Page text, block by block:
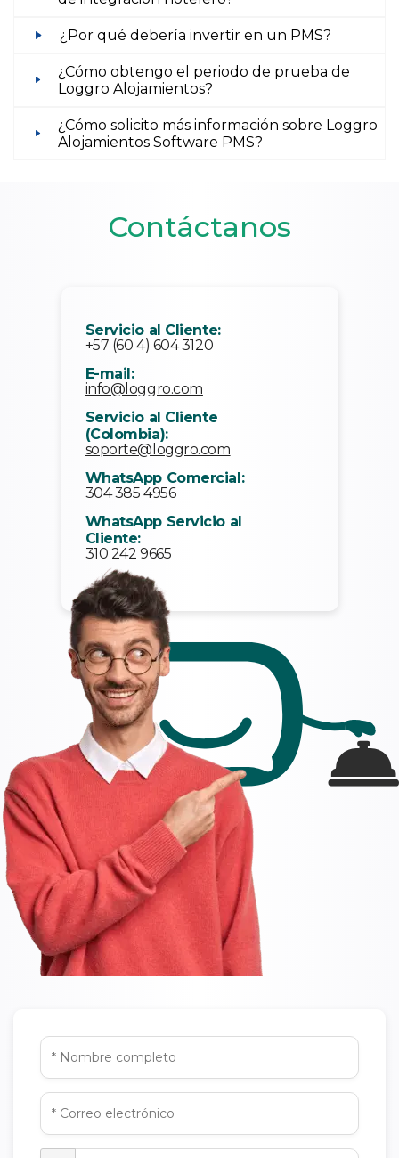
¿Por qué debería invertir en un PMS?
¿Cómo obtengo el periodo de prueba de
Loggro Alojamientos?
¿Cómo solicito más información sobre Loggro
Alojamientos Software PMS?
Contáctanos
Servicio al Cliente:
+57 (60 4) 604 3120
E-mail:
info@loggro.com
Servicio al Cliente
(Colombia):
soporte@loggro.com
WhatsApp Comercial:
304 385 4956
WhatsApp Servicio al
Cliente:
310 242 9665